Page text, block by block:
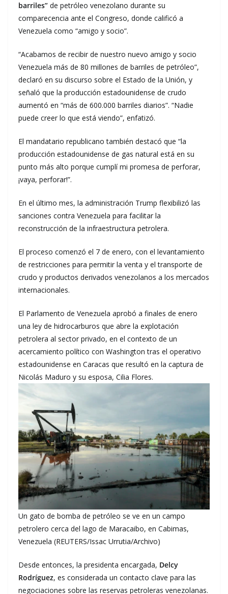
barriles” de petróleo venezolano durante su
comparecencia ante el Congreso, donde calificó a
Venezuela como “amigo y socio”.
“Acabamos de recibir de nuestro nuevo amigo y socio
Venezuela más de 80 millones de barriles de petróleo”,
declaró en su discurso sobre el Estado de la Unión, y
señaló que la producción estadounidense de crudo
aumentó en “más de 600.000 barriles diarios”. “Nadie
puede creer lo que está viendo”, enfatizó.
El mandatario republicano también destacó que “la
producción estadounidense de gas natural está en su
punto más alto porque cumplí mi promesa de perforar,
¡vaya, perforar!”.
En el último mes, la administración Trump flexibilizó las
sanciones contra Venezuela para facilitar la
reconstrucción de la infraestructura petrolera.
El proceso comenzó el 7 de enero, con el levantamiento
de restricciones para permitir la venta y el transporte de
crudo y productos derivados venezolanos a los mercados
internacionales.
El Parlamento de Venezuela aprobó a finales de enero
una ley de hidrocarburos que abre la explotación
petrolera al sector privado, en el contexto de un
acercamiento político con Washington tras el operativo
estadounidense en Caracas que resultó en la captura de
Nicolás Maduro y su esposa, Cilia Flores.
Un gato de bomba de petróleo se ve en un campo
petrolero cerca del lago de Maracaibo, en Cabimas,
Venezuela (REUTERS/Issac Urrutia/Archivo)
Desde entonces, la presidenta encargada, Delcy
Rodríguez, es considerada un contacto clave para las
negociaciones sobre las reservas petroleras venezolanas.